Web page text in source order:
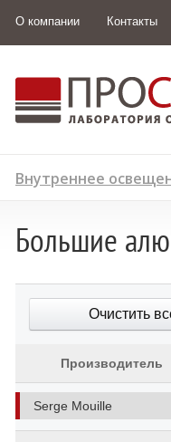
О компании Контакты
Внутреннее
Большие
Очистить
Производитель
Serge Mouille